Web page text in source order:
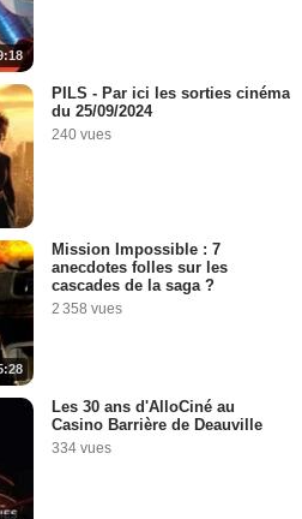
PILS - Par ici les sorties cinéma
du 25/09/2024
240 vues
Mission Impossible : 7
anecdotes folles sur les
cascades de la saga ?
2 358 vues
Les 30 ans d'AlloCiné au
Casino Barrière de Deauville
334 vues